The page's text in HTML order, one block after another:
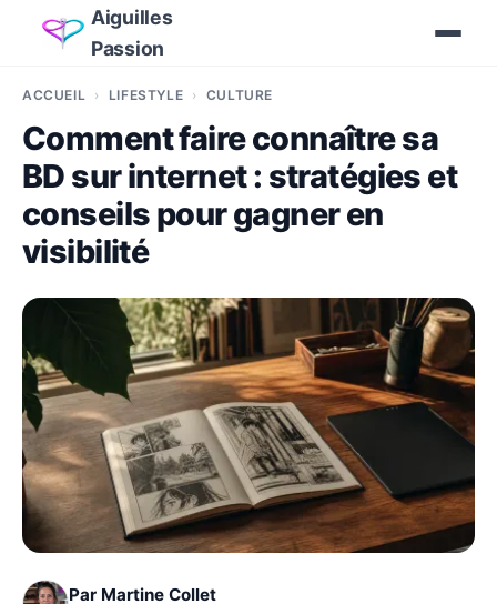
Aiguilles
Passion
ACCUEIL LIFESTYLE CULTURE
Comment faire connaître sa
BD sur internet : stratégies et
conseils pour gagner en
visibilité
Par Martine Collet